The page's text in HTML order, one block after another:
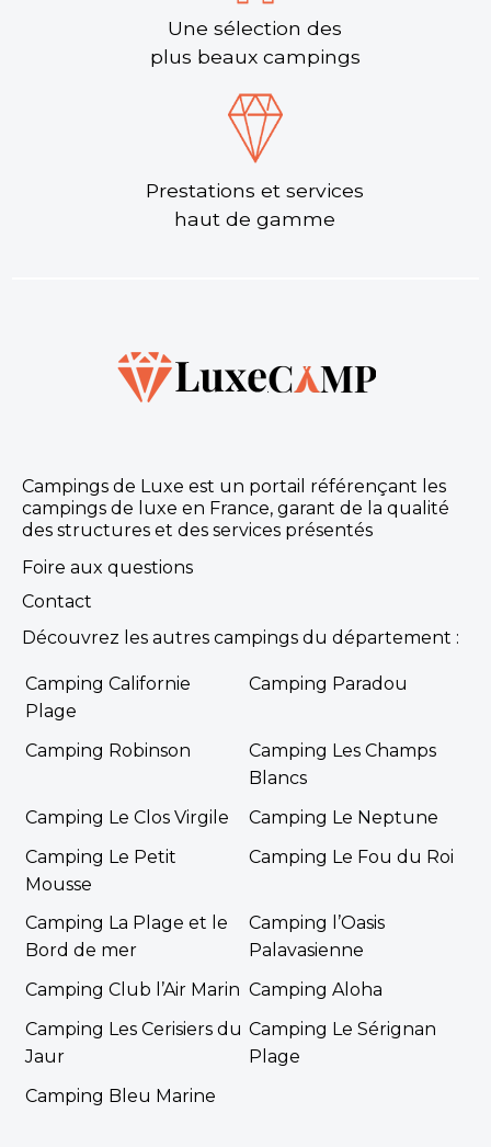
Une sélection des
plus beaux campings
Prestations et services
haut de gamme
Campings de Luxe est un portail référençant les
campings de luxe en France, garant de la qualité
des structures et des services présentés
Foire aux questions
Contact
Découvrez les autres campings du département :
Camping Californie
Plage
Camping Paradou
Camping Robinson
Camping Les Champs
Blancs
Camping Le Clos Virgile
Camping Le Neptune
Camping Le Petit
Mousse
Camping Le Fou du Roi
Camping La Plage et le
Bord de mer
Camping l’Oasis
Palavasienne
Camping Club l’Air Marin Camping Aloha
Camping Les Cerisiers du
Jaur
Camping Le Sérignan
Plage
Camping Bleu Marine